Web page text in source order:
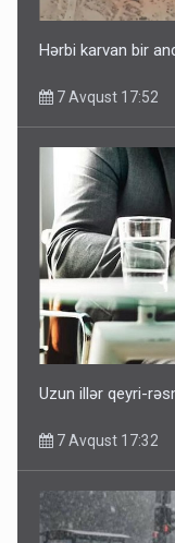
Hərbi karvan bir
7 Avqust 17:52
Uzun illər qeyri-
7 Avqust 17:32